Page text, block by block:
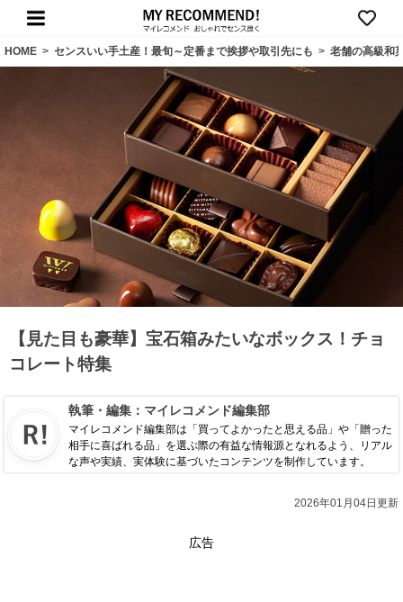
HOME > センスいい手土産！最旬～定番まで挨拶や取引先にも > 老舗の高級和
【見た目も豪華】宝石箱みたいなボックス！チョ
コレート特集
執筆・編集： マイレコメンド編集部
マイレコメンド編集部は「買ってよかったと思える品」や「贈った
相手に喜ばれる品」を選ぶ際の有益な情報源となれるよう、リアル
な声や実績、実体験に基づいたコンテンツを制作しています。
2026年01月04日更新
広告